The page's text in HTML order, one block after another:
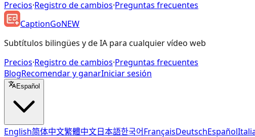
Precios·Registro de cambios·Preguntas frecuentes
CaptionGoNEW
Subtítulos bilingües y de IA para cualquier vídeo web
Precios·Registro de cambios·Preguntas frecuentes
BlogRecomendar y ganarIniciar sesión
Español
English简体中文繁體中文日本語한국어FrançaisDeutschEspañol